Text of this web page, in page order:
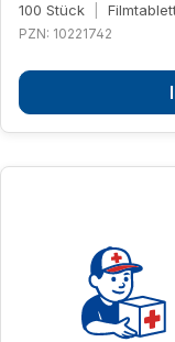
100 Stück
PZN: 10221742